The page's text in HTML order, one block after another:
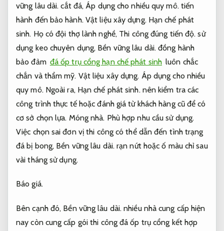
vững lâu dài. cắt đá, Áp dụng cho nhiều quy mô. tiến
hành đến bảo hành. Vật liệu xây dựng. Hạn chế phát
sinh. Họ có đội thợ lành nghề, Thi công đúng tiến độ. sử
dụng keo chuyên dụng, Bền vững lâu dài. đồng hành
bảo đảm đá ốp trụ cổng hạn chế phát sinh luôn chắc
chắn và thẩm mỹ. Vật liệu xây dựng. Áp dụng cho nhiều
quy mô. Ngoài ra, Hạn chế phát sinh. nên kiểm tra các
công trình thực tế hoặc đánh giá từ khách hàng cũ để có
cơ sở chọn lựa. Móng nhà. Phù hợp nhu cầu sử dụng.
Việc chọn sai đơn vị thi công có thể dẫn đến tình trạng
đá bị bong, Bền vững lâu dài. rạn nứt hoặc ố màu chỉ sau
vài tháng sử dụng.
Báo giá.
Bên cạnh đó, Bền vững lâu dài. nhiều nhà cung cấp hiện
nay còn cung cấp gói thi công đá ốp trụ cổng kết hợp